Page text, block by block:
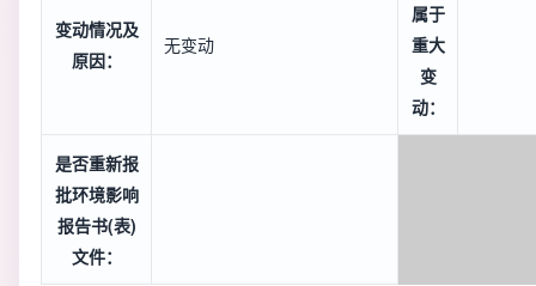
变动情况及
原因：
无变动
属于
重大
变
动：
是否重新报
批环境影响
报告书(表)
文件：